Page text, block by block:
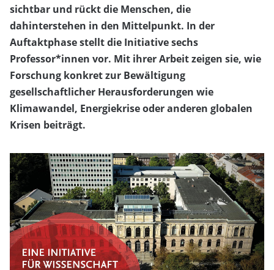
sichtbar und rückt die Menschen, die
dahinterstehen in den Mittelpunkt. In der
Auftaktphase stellt die Initiative sechs
Professor*innen vor. Mit ihrer Arbeit zeigen sie, wie
Forschung konkret zur Bewältigung
gesellschaftlicher Herausforderungen wie
Klimawandel, Energiekrise oder anderen globalen
Krisen beiträgt.